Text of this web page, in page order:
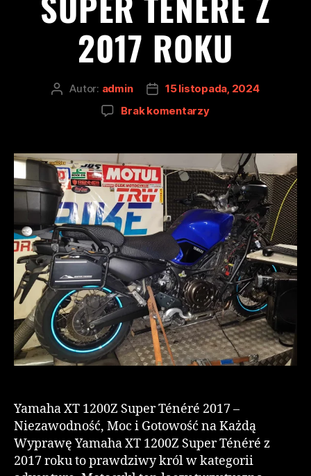
2017 ROKU
Autor: admin
15 listopada, 2024
Brak komentarzy
Yamaha XT 1200Z Super Ténéré 2017 –
Niezawodność, Moc i Gotowość na Każdą
Wyprawę Yamaha XT 1200Z Super Ténéré z
2017 roku to prawdziwy król w kategorii